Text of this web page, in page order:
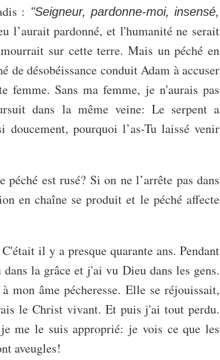
: "Seigneur, pardonne-moi, insensé,
l’aurait pardonné, et l'humanité ne serait
sur cette terre. Mais un péché en
de désobéissance conduit Adam à accuser
femme. Sans ma femme, je n'aurais pas
dans la même veine: Le serpent a
pourquoi l’as-Tu laissé venir
est rusé? Si on ne l’arrête pas dans
en chaîne se produit et le péché affecte
il y a presque quarante ans. Pendant
la grâce et j'ai vu Dieu dans les gens.
mon âme pécheresse. Elle se réjouissait,
le Christ vivant. Et puis j'ai tout perdu.
me le suis approprié: je vois ce que les
aveugles!